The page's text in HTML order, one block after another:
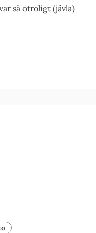
så otroligt (jävla)